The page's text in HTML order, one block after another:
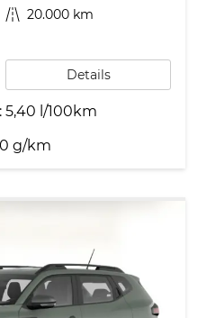
Kilometerstand 20.000 km
Details
5,40 l/100km
g/km